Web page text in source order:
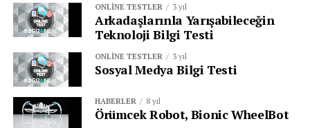
ONLINE TESTLER 3 yıl
Arkadaşlarınla Yarışabileceğin
Teknoloji Bilgi Testi
ONLINE TESTLER 3 yıl
Sosyal Medya Bilgi Testi
HABERLER 8 yıl
Örümcek Robot, Bionic WheelBot